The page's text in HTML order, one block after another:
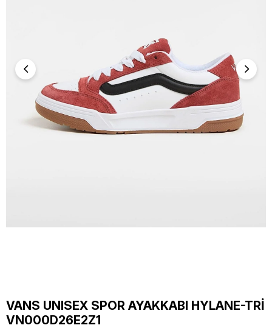
VANS UNISEX SPOR AYAKKABI HYLANE-TRİ
VN000D26E2Z1